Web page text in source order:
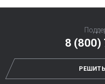
8 (800)